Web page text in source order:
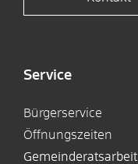
Service
Bürgerservice
Öffnungszeiten
Gemeinderatsarbeit